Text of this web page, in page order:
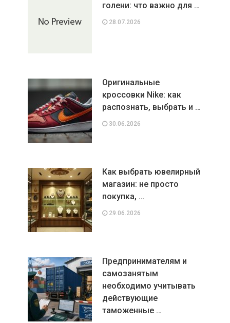
голени: что важно для …
28.07.2026
Оригинальные
кроссовки Nike: как
распознать, выбрать и …
30.06.2026
Как выбрать ювелирный
магазин: не просто
покупка, …
29.06.2026
Предпринимателям и
самозанятым
необходимо учитывать
действующие
таможенные …